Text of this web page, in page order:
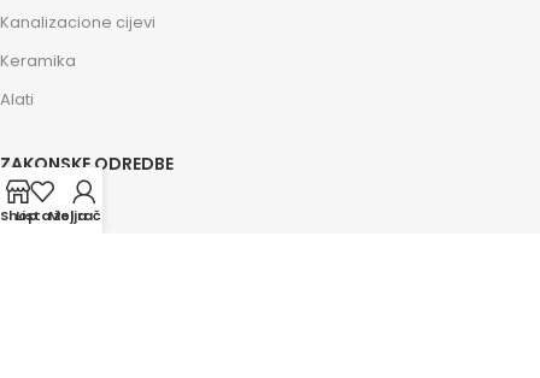
Kanalizacione cijevi
Keramika
Alati
ZAKONSKE ODREDBE
Impressum
ShopLista želja
Moj račun